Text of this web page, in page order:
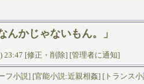
んかじゃないもん。」
23:47 [修正・削除] [管理者に通知]
フ小説] [官能小説:近親相姦] [ トランス